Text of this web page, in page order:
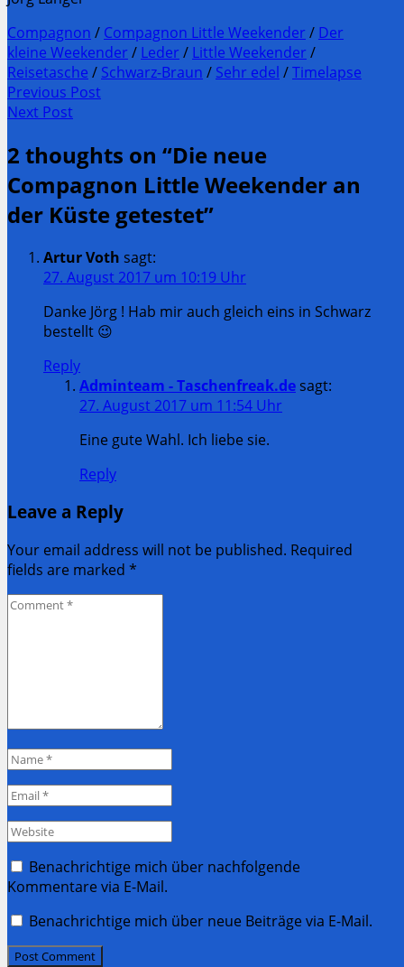
Compagnon / Compagnon Little Weekender / Der
kleine Weekender / Leder / Little Weekender /
Reisetasche / Schwarz-Braun / Sehr edel /Timelapse
Post
navigation
Previous Post
Previous
Next Post
Post:
2 thoughts on “Die neue
Compagnon Little Weekender an
der Küste getestet”
Artur Voth sagt:
27. August 2017 um 10:19 Uhr
Danke Jörg ! Hab mir auch gleich eins in Schwarz
bestellt 😉
Reply
Adminteam - Taschenfreak.desagt:
27. August 2017 um 11:54 Uhr
Eine gute Wahl. Ich liebe sie.
Reply
Leave a Reply
Your email address will not be published. Required
fields are marked *
Comment
Name
Email
Website
Benachrichtige mich über nachfolgende
Kommentare via E-Mail.
Benachrichtige mich über neue Beiträge via E-Mail.